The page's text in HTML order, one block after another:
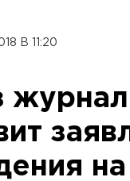
В 11:20